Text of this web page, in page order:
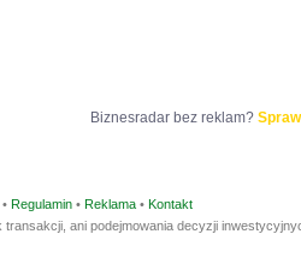
Biznesradar bez reklam?
• Regulamin • Reklama • Kontakt
ani podejmowania decyzji